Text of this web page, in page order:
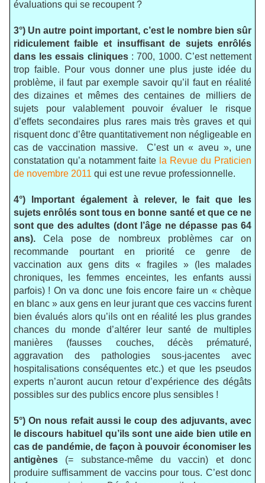
évaluations qui se recoupent ?
3°) Un autre point important, c’est le nombre bien sûr
ridiculement faible et insuffisant de sujets enrôlés
dans les essais cliniques: 700, 1000. C’est nettement
trop faible. Pour vous donner une plus juste idée du
problème, il faut par exemple savoir qu’il faut en réalité
des dizaines et mêmes des centaines de milliers de
sujets pour valablement pouvoir évaluer le risque
d’effets secondaires plus rares mais très graves et qui
risquent donc d’être quantitativement non négligeable en
cas de vaccination massive.
C’est un « aveu », une
constatation qu’a notamment faite la Revue du Praticien
de novembre 2011 qui est une revue professionnelle.
4°) Important également à relever, le fait que les
sujets enrôlés sont tous en bonne santé et que ce ne
sont que des adultes (dont l’âge ne dépasse pas 64
ans).
Cela pose de nombreux problèmes car on
recommande pourtant en priorité ce genre de
vaccination aux gens dits « fragiles » (les malades
chroniques, les femmes enceintes, les enfants aussi
parfois) ! On va donc une fois encore faire un « chèque
en blanc » aux gens en leur jurant que ces vaccins furent
bien évalués alors qu’ils ont en réalité les plus grandes
chances du monde d’altérer leur santé de multiples
manières (fausses couches, décès prématuré,
aggravation des pathologies sous-jacentes avec
hospitalisations conséquentes etc.) et que les pseudos
experts n’auront aucun retour d’expérience des dégâts
possibles sur des publics encore plus sensibles !
5°) On nous refait aussi le coup des adjuvants, avec
le discours habituel qu’ils sont une aide bien utile en
cas de pandémie, de façon à pouvoir économiser les
antigènes
(= substance-même du vaccin) et donc
produire suffisamment de vaccins pour tous. C’est donc